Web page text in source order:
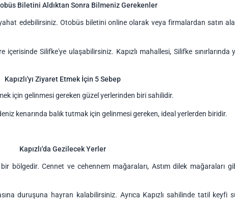
Biletini Aldıktan Sonra Bilmeniz Gerekenler
edebilirsiniz. Otobüs biletini online olarak veya firmalardan satın
Silifke'ye ulaşabilirsiniz. Kapızlı mahallesi, Silifke
Kapızlı'yı Ziyaret Etmek İçin 5 Sebep
için gelinmesi gereken güzel yerlerinden biri sahilidir.
kenarında balık tutmak için gelinmesi gereken, ideal yerlerden biridir.
Kapızlı'da Gezilecek Yerler
bölgedir. Cennet ve cehennem mağaraları, Astım dilek mağaraları
duruşuna hayran kalabilirsiniz. Ayrıca Kapızlı sahilinde tatil keyfi